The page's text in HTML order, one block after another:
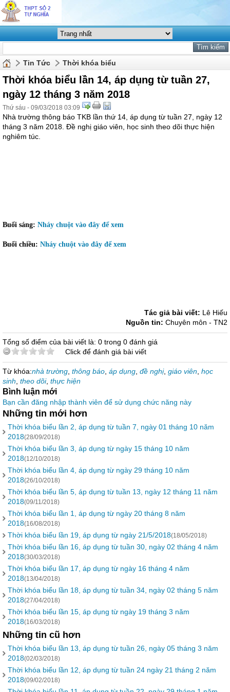
Tin Tức Thời khóa biểu
Thời khóa biểu lần 14, áp dụng từ tuần 27,
ngày 12 tháng 3 năm 2018
Thứ sáu - 09/03/2018 03:09
Nhà trường thông báo TKB lần thứ 14, áp dụng từ tuần 27, ngày 12
tháng 3 năm 2018. Đề nghị giáo viên, học sinh theo dõi thực hiện
nghiêm túc.
Buổi sáng: Nháy chuột vào đây để xem
Buổi chiều: Nháy chuột vào đây để xem
Tác giả bài viết: Lê Hiếu
Nguồn tin: Chuyên môn - TN2
Tổng số điểm của bài viết là: 0 trong 0 đánh giá
Click để đánh giá bài viết
Từ khóa:nhà trường thông báo áp dụng đề nghị, giáo viên học
sinh theo dõi, thực hiện
Bình luận mới
Bạn cần đăng nhập thành viên để sử dụng chức năng này
Những tin mới hơn
Thời khóa biểu lần 2, áp dụng từ tuần 7, ngày 01 tháng 10 năm
2018(28/09/2018)
Thời khóa biểu lần 3, áp dụng từ ngày 15 tháng 10 năm
2018(12/10/2018)
Thời khóa biểu lần 4, áp dụng từ ngày 29 tháng 10 năm
2018(26/10/2018)
Thời khóa biểu lần 5, áp dụng từ tuần 13, ngày 12 tháng 11 năm
2018(09/11/2018)
Thời khóa biểu lần 1, áp dụng từ ngày 20 tháng 8 năm
2018(16/08/2018)
Thời khóa biểu lần 19, áp dụng từ ngày 21/5/2018(18/05/2018)
Thời khóa biểu lần 16, áp dụng từ tuần 30, ngày 02 tháng 4 năm
2018(30/03/2018)
Thời khóa biểu lần 17, áp dụng từ ngày 16 tháng 4 năm
2018(13/04/2018)
Thời khóa biểu lần 18, áp dụng từ tuần 34, ngày 02 tháng 5 năm
2018(27/04/2018)
Thời khóa biểu lần 15, áp dụng từ ngày 19 tháng 3 năm
2018(16/03/2018)
Những tin cũ hơn
Thời khóa biểu lần 13, áp dụng từ tuần 26, ngày 05 tháng 3 năm
2018(02/03/2018)
Thời khóa biểu lần 12, áp dụng từ tuần 24 ngày 21 tháng 2 năm
2018(09/02/2018)